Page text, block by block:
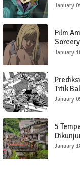
January
Film
dengan
January
Titik
January
5
January